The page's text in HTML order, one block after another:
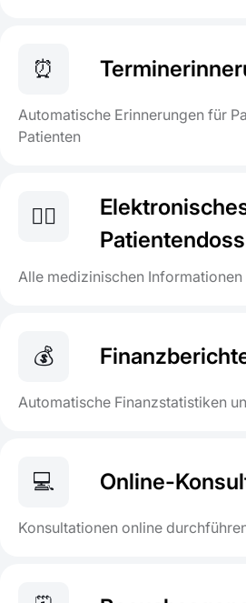
⏰
Automatische Erinnerungen für
Patienten
👨‍⚕️
Alle medizinischen Informationen
💰
Automatische Finanzstatistiken
💻 Online-
Konsultationen online